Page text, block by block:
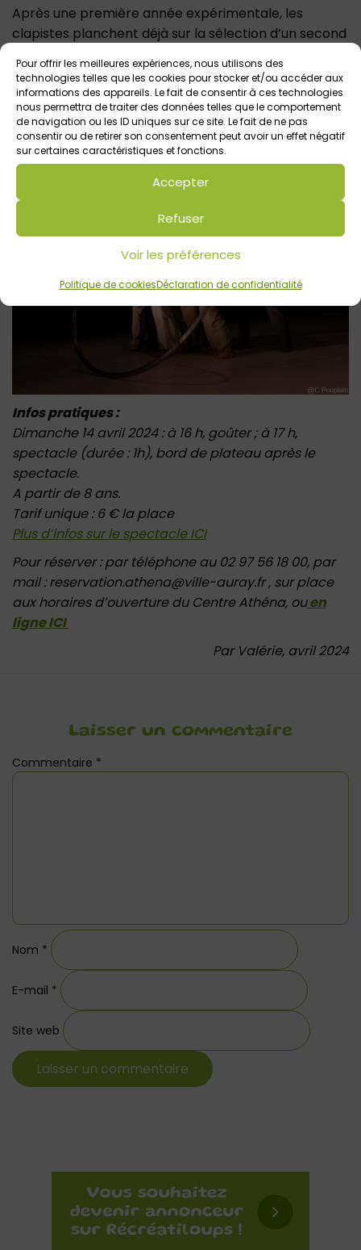
Pour offrir les meilleures expériences, nous utilisons des
technologies telles que les cookies pour stocker et/ou accéder aux
informations des appareils. Le fait de consentir à ces technologies
nous permettra de traiter des données telles que le comportement
de navigation ou les ID uniques sur ce site. Le fait de ne pas
consentir ou de retirer son consentement peut avoir un effet négatif
sur certaines caractéristiques et fonctions.
Accepter
Refuser
Voir les préférences
Politique de cookiesDéclaration de confidentialité
Après une première année expérimentale, les
clapistes planchent déjà sur la sélection d’un second
découvrir sur la saison prochaine. Sur cette mission,
en plus de l’équipe du Centre Culturel Athéna, ils sont
également accompagnés par la Cabanatous depuis
quelques mois.
Infos pratiques :
Dimanche 14 avril 2024 : à 16 h, goûter ; à 17 h,
spectacle (durée : 1h), bord de plateau après le
spectacle.
A partir de 8 ans.
Tarif unique : 6 € la place
Plus d’infos sur le spectacle ICI
Pour réserver : par téléphone au 02 97 56 18 00, par
mail : reservation.athena@ville-auray.fr , sur place
aux horaires d’ouverture du Centre Athéna, ouen
ligne ICI
Par Valérie, avril 2024
Laisser un commentaire
Commentaire *
Nom *
E-mail *
Site web